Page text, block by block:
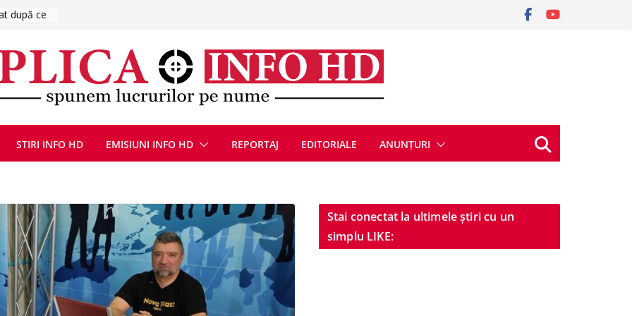
a
cu
un
Evul
STIRI INFO HD EMISIUNI INFO HD REPORTAJ EDITORIALE ANUNȚURI
Stai conectat la ultimele știri cu un
simplu LIKE: